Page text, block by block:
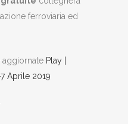
ferroviaria ed
aggiornate Play |
Aprile 2019